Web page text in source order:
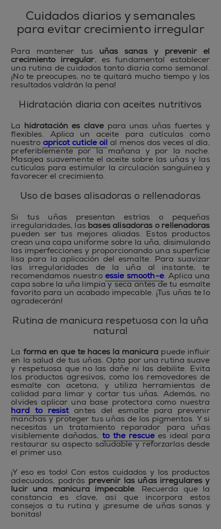
Cuidados diarios y semanales
para evitar crecimiento irregular
Para mantener tus uñas sanas y prevenir el
crecimiento irregular, es fundamental establecer
una rutina de cuidados tanto diaria como semanal.
¡No te preocupes, no te quitará mucho tiempo y los
resultados valdrán la pena!
Hidratación diaria con aceites nutritivos
La hidratación es clavepara unas uñas fuertes y
flexibles. Aplica un aceite para cutículas como
nuestro apricot cuticle oil al menos dos veces al día,
preferiblemente por la mañana y por la noche.
Masajea suavemente el aceite sobre las uñas y las
cutículas para estimular la circulación sanguínea y
favorecer el crecimiento.
Uso de bases alisadoras o rellenadoras
Si tus uñas presentan estrías o pequeñas
irregularidades, las bases alisadoras o rellenadoras
pueden ser tus mejores aliadas. Estos productos
crean una capa uniforme sobre la uña, disimulando
las imperfecciones y proporcionando una superficie
lisa para la aplicación del esmalte. Para suavizar
las irregularidades de la uña al instante, te
recomendamos nuestroessie smooth-e. Aplica una
capa sobre la uña limpia y seca antes de tu esmalte
favorito para un acabado impecable. ¡Tus uñas te lo
agradecerán!
Rutina de manicura respetuosa con la uña
natural
La forma en que te haces la manicura puede influir
en la salud de tus uñas. Opta por una rutina suave
y respetuosa que no las dañe ni las debilite. Evita
los productos agresivos, como los removedores de
esmalte con acetona, y utiliza herramientas de
calidad para limar y cortar tus uñas. Además, no
olvides aplicar una base protectora como nuestra
hard to resistantes del esmalte para prevenir
manchas y proteger tus uñas de los pigmentos. Y si
necesitas un tratamiento reparador para uñas
visiblemente dañadas,to the rescuees ideal para
restaurar su aspecto saludable y reforzarlas desde
el primer uso.
¡Y eso es todo! Con estos cuidados y los productos
adecuados, podrás prevenir las uñas irregulares y
lucir una manicura impecable. Recuerda que la
constancia es clave, así que incorpora estos
consejos a tu rutina y ¡presume de uñas sanas y
bonitas!